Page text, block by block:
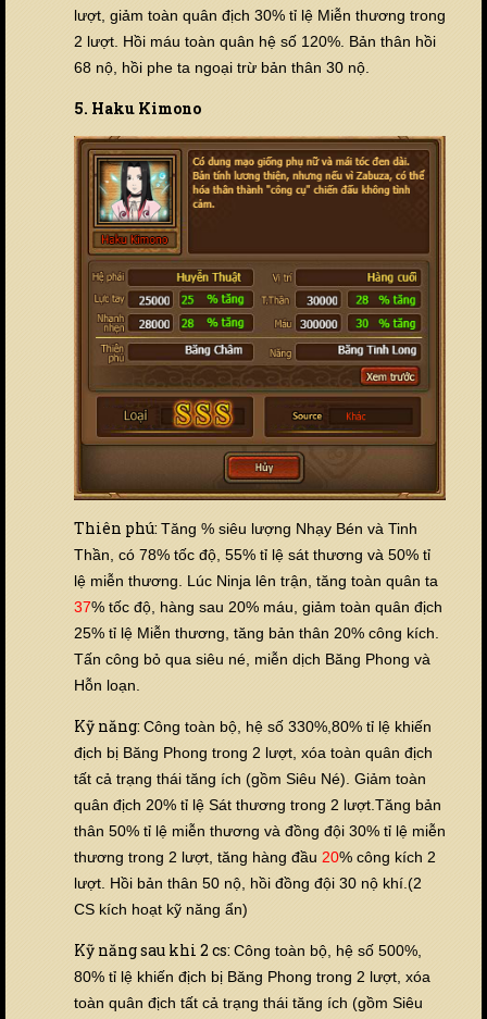
lượt, giảm toàn quân địch 30% tỉ lệ Miễn thương trong
2 lượt. Hồi máu toàn quân hệ số 120%. Bản thân hồi
68 nộ, hồi phe ta ngoại trừ bản thân 30 nộ.
5. Haku Kimono
Thiên phú: Tăng % siêu lượng Nhạy Bén và Tinh
Thần, có 78% tốc độ, 55% tỉ lệ sát thương và 50% tỉ
lệ miễn thương. Lúc Ninja lên trận, tăng toàn quân ta
37% tốc độ, hàng sau 20% máu, giảm toàn quân địch
25% tỉ lệ Miễn thương, tăng bản thân 20% công kích.
Tấn công bỏ qua siêu né, miễn dịch Băng Phong và
Hỗn loạn.
Kỹ năng: Công toàn bộ, hệ số 330%,80% tỉ lệ khiến
địch bị Băng Phong trong 2 lượt, xóa toàn quân địch
tất cả trạng thái tăng ích (gồm Siêu Né). Giảm toàn
quân địch 20% tỉ lệ Sát thương trong 2 lượt.Tăng bản
thân 50% tỉ lệ miễn thương và đồng đội 30% tỉ lệ miễn
thương trong 2 lượt, tăng hàng đầu 20% công kích 2
lượt. Hồi bản thân 50 nộ, hồi đồng đội 30 nộ khí.(2
CS kích hoạt kỹ năng ẩn)
Kỹ năng sau khi 2 cs:Công toàn bộ, hệ số 500%,
80% tỉ lệ khiến địch bị Băng Phong trong 2 lượt, xóa
toàn quân địch tất cả trạng thái tăng ích (gồm Siêu